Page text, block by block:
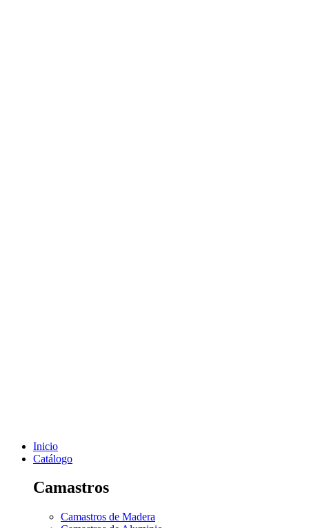
Inicio
Catálogo
Camastros
Camastros de Madera